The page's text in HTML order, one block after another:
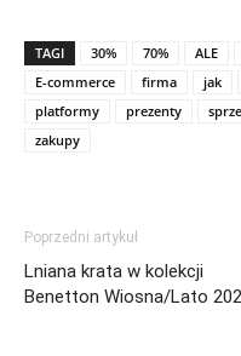
TAGI 30% 70% ALE
E-commerce
firma jak
platformy
prezenty
zakupy
Poprzedni artykuł
Lniana krata w kolekcji
Benetton Wiosna/Lato